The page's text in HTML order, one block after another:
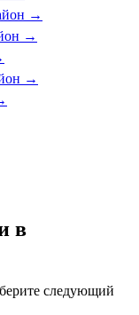
→
→
→
в
следующий